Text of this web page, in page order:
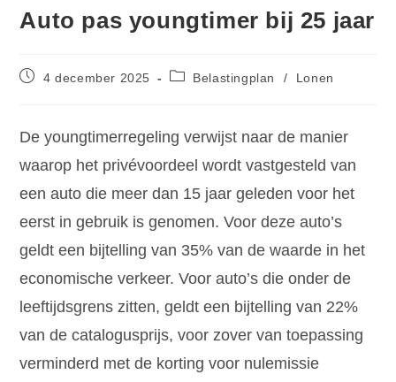
Auto pas youngtimer bij 25 jaar
4 december 2025 Belastingplan / Lonen
De youngtimerregeling verwijst naar de manier
waarop het privévoordeel wordt vastgesteld van
een auto die meer dan 15 jaar geleden voor het
eerst in gebruik is genomen. Voor deze auto’s
geldt een bijtelling van 35% van de waarde in het
economische verkeer. Voor auto’s die onder de
leeftijdsgrens zitten, geldt een bijtelling van 22%
van de catalogusprijs, voor zover van toepassing
verminderd met de korting voor nulemissie